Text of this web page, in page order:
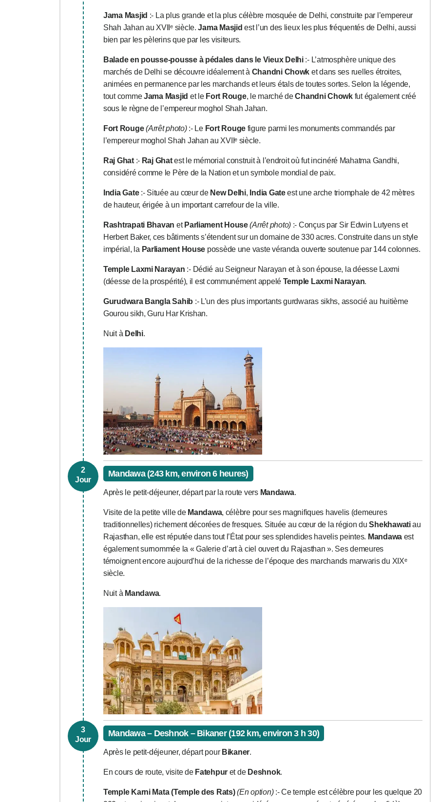
Jama Masjid :- La plus grande et la plus célèbre mosquée de Delhi, construite par l’empereur
Shah Jahan au XVIIᵉ siècle.Jama Masjid est l’un des lieux les plus fréquentés de Delhi, aussi
bien par les pèlerins que par les visiteurs.
Balade en pousse-pousse à pédales dans le Vieux Delhi:- L’atmosphère unique des
marchés de Delhi se découvre idéalement à Chandni Chowk et dans ses ruelles étroites,
animées en permanence par les marchands et leurs étals de toutes sortes. Selon la légende,
tout commeJama Masjid et le Fort Rouge, le marché deChandni Chowkfut également créé
sous le règne de l’empereur moghol Shah Jahan.
Fort Rouge (Arrêt photo):- Le Fort Rougefigure parmi les monuments commandés par
l’empereur moghol Shah Jahan au XVIIᵉ siècle.
Raj Ghat:- Raj Ghatest le mémorial construit à l’endroit où fut incinéré Mahatma Gandhi,
considéré comme le Père de la Nation et un symbole mondial de paix.
India Gate:- Située au cœur de New Delhi, India Gateest une arche triomphale de 42 mètres
de hauteur, érigée à un important carrefour de la ville.
Rashtrapati Bhavan et Parliament House (Arrêt photo):- Conçus par Sir Edwin Lutyens et
Herbert Baker, ces bâtiments s’étendent sur un domaine de 330 acres. Construite dans un style
impérial, la Parliament House possède une vaste véranda ouverte soutenue par 144 colonnes.
Temple Laxmi Narayan :- Dédié au Seigneur Narayan et à son épouse, la déesse Laxmi
(déesse de la prospérité), il est communément appelé Temple Laxmi Narayan.
Gurudwara Bangla Sahib :- L’un des plus importants gurdwaras sikhs, associé au huitième
Gourou sikh, Guru Har Krishan.
Nuit à Delhi.
2
Jour
Mandawa (243 km, environ 6 heures)
Après le petit-déjeuner, départ par la route vers Mandawa.
Visite de la petite ville de Mandawa, célèbre pour ses magnifiques havelis (demeures
traditionnelles) richement décorées de fresques. Située au cœur de la région duShekhawatiau
Rajasthan, elle est réputée dans tout l’État pour ses splendides havelis peintes. Mandawa est
également surnommée la « Galerie d’art à ciel ouvert du Rajasthan ». Ses demeures
témoignent encore aujourd’hui de la richesse de l’époque des marchands marwaris du XIXᵉ
siècle.
Nuit à Mandawa.
3
Jour
Mandawa – Deshnok – Bikaner (192 km, environ 3 h 30)
Après le petit-déjeuner, départ pour Bikaner.
En cours de route, visite de Fatehpur et de Deshnok.
Temple Karni Mata (Temple des Rats) (En option):- Ce temple est célèbre pour les quelque 20